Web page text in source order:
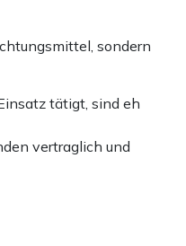
sondern
tätigt, sind eh
vertraglich und